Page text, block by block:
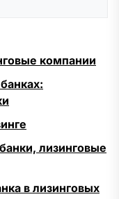
компании
лизинговые
в лизинговых